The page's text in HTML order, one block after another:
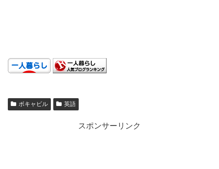
ボキャビル 英語
スポンサーリンク